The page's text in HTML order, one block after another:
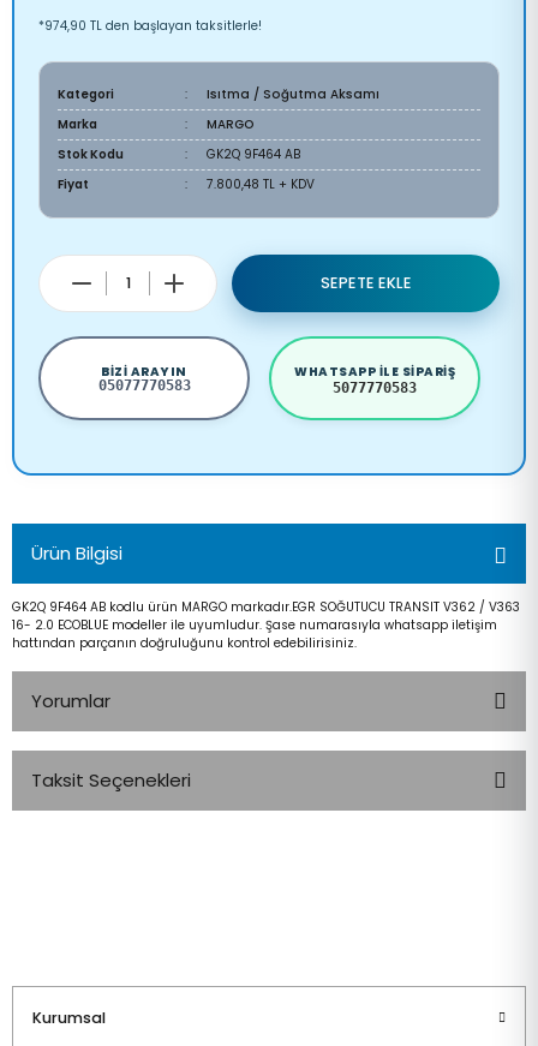
*974,90 TL den başlayan taksitlerle!
Kategori
Isıtma / Soğutma Aksamı
Marka
MARGO
Stok Kodu
GK2Q 9F464 AB
Fiyat
7.800,48 TL + KDV
SEPETE EKLE
BIZI ARAYIN
05077770583
WHATSAPP ILE SIPARIŞ
5077770583
Ürün Bilgisi
GK2Q 9F464 AB kodlu ürün MARGO markadır.EGR SOĞUTUCU TRANSIT V362 / V363
16- 2.0 ECOBLUE modeller ile uyumludur. Şase numarasıyla whatsapp iletişim
hattından parçanın doğruluğunu kontrol edebilirisiniz.
Yorumlar
Taksit Seçenekleri
Kurumsal